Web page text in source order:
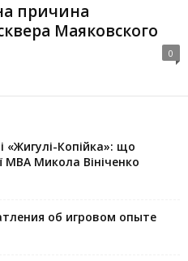
причина
Маяковского
0
«Жигулі-Копійка»: що
МВА Микола Вініченко
об игровом опыте